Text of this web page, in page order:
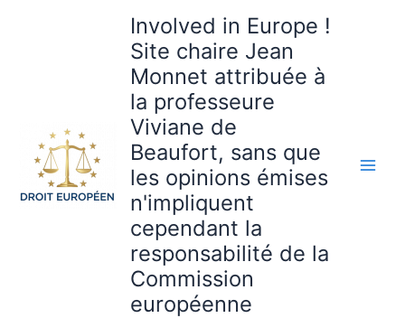
Involved in Europe !
Site chaire Jean
Monnet attribuée à
la professeure
Viviane de
Beaufort, sans que
les opinions émises
n'impliquent
cependant la
responsabilité de la
Commission
européenne